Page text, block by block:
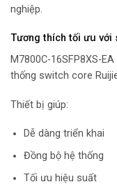
nghiệp.
Tương thích tối ưu với
M7800C-16SFP8XS-
thống switch core
Thiết bị giúp:
Dễ dàng triển khai
Đồng bộ hệ thống
Tối ưu hiệu suất